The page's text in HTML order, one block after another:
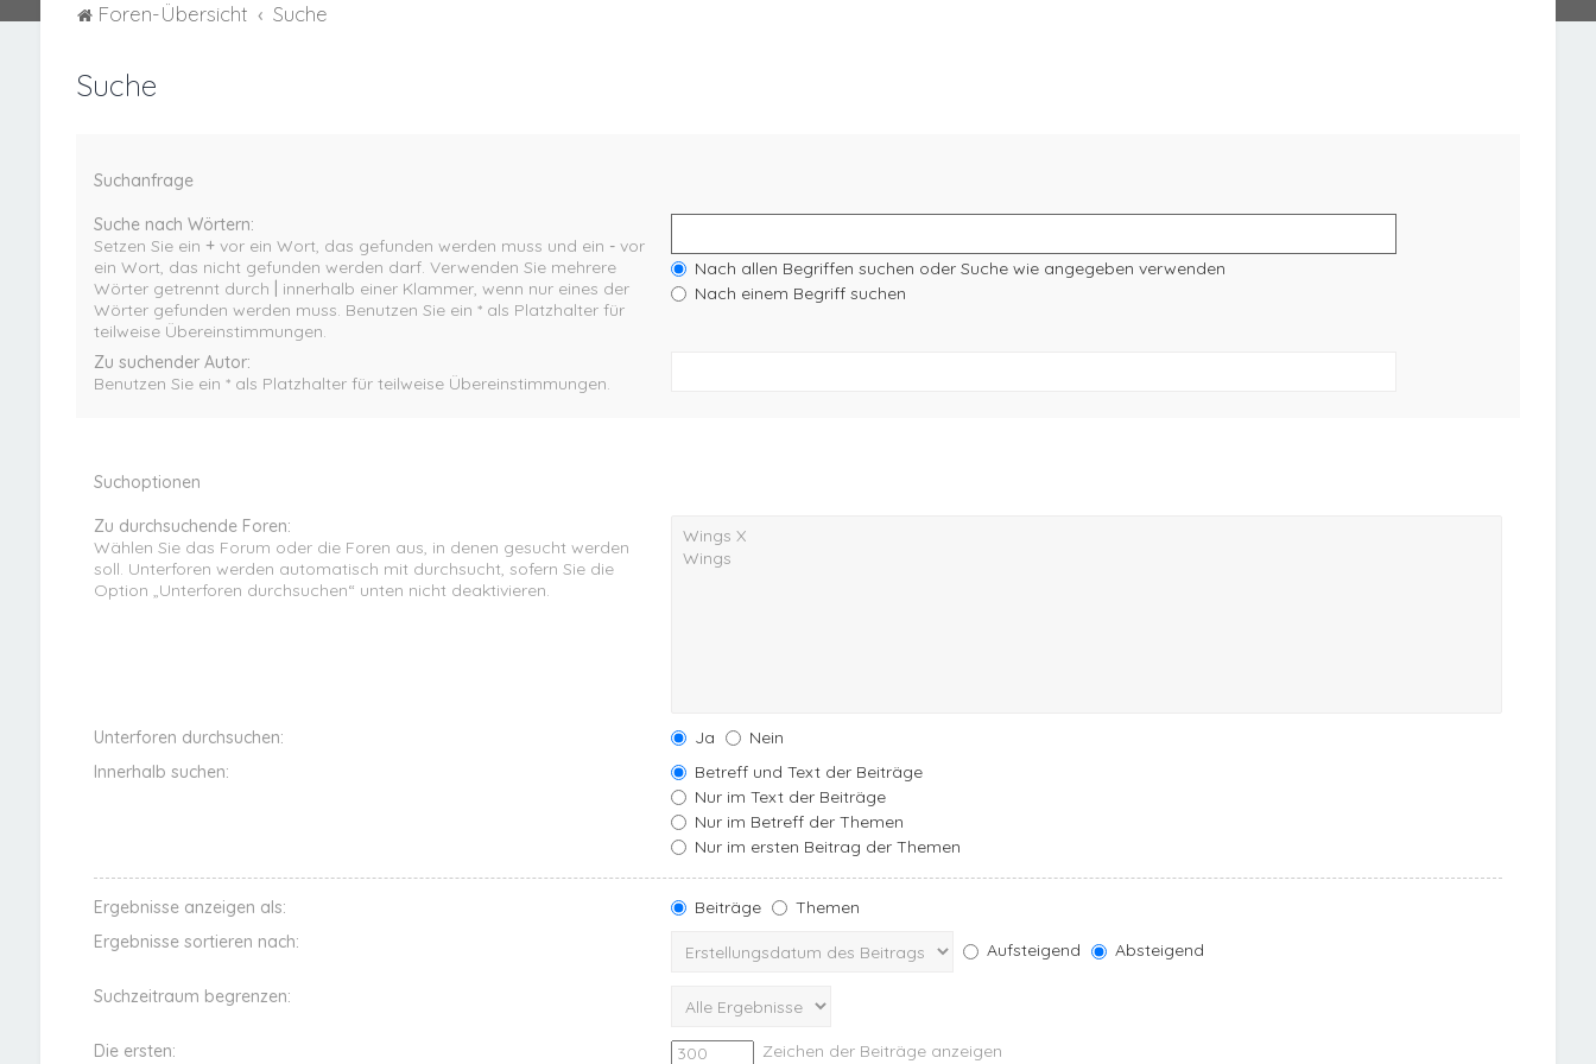
Foren-Übersicht Suche
Suche
Suchanfrage
Suche nach Wörtern:
Setzen Sie ein +vor ein Wort, das gefunden werden muss und ein -vor
ein Wort, das nicht gefunden werden darf. Verwenden Sie mehrere
Wörter getrennt durch
innerhalb einer Klammer, wenn nur eines der
Wörter gefunden werden muss. Benutzen Sie ein * als Platzhalter für
teilweise Übereinstimmungen.
Nach allen Begriffen suchen oder Suche wie angegeben verwenden
Nach einem Begriff suchen
Zu suchender Autor:
Benutzen Sie ein * als Platzhalter für teilweise Übereinstimmungen.
Suchoptionen
Zu durchsuchende Foren:
Wählen Sie das Forum oder die Foren aus, in denen gesucht werden
soll. Unterforen werden automatisch mit durchsucht, sofern Sie die
Option „Unterforen durchsuchen“ unten nicht deaktivieren.
Unterforen durchsuchen: Ja
Nein
Innerhalb suchen:
Betreff und Text der Beiträge
Nur im Text der Beiträge
Nur im Betreff der Themen
Nur im ersten Beitrag der Themen
Ergebnisse anzeigen als: Beiträge
Themen
Ergebnisse sortieren nach:
Aufsteigend Absteigend
Suchzeitraum begrenzen:
Die ersten:
Zeichen der Beiträge anzeigen